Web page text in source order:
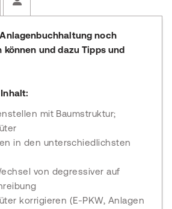
noch
und dazu Tipps und
mit Baumstruktur;
in den unterschiedlichsten
von degressiver auf
korrigieren (E-PKW, Anlagen